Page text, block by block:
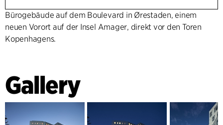
Bürogebäude auf dem Boulevard in Ørestaden, einem
neuen Vorort auf der Insel Amager, direkt vor den Toren
Kopenhagens.
Gallery